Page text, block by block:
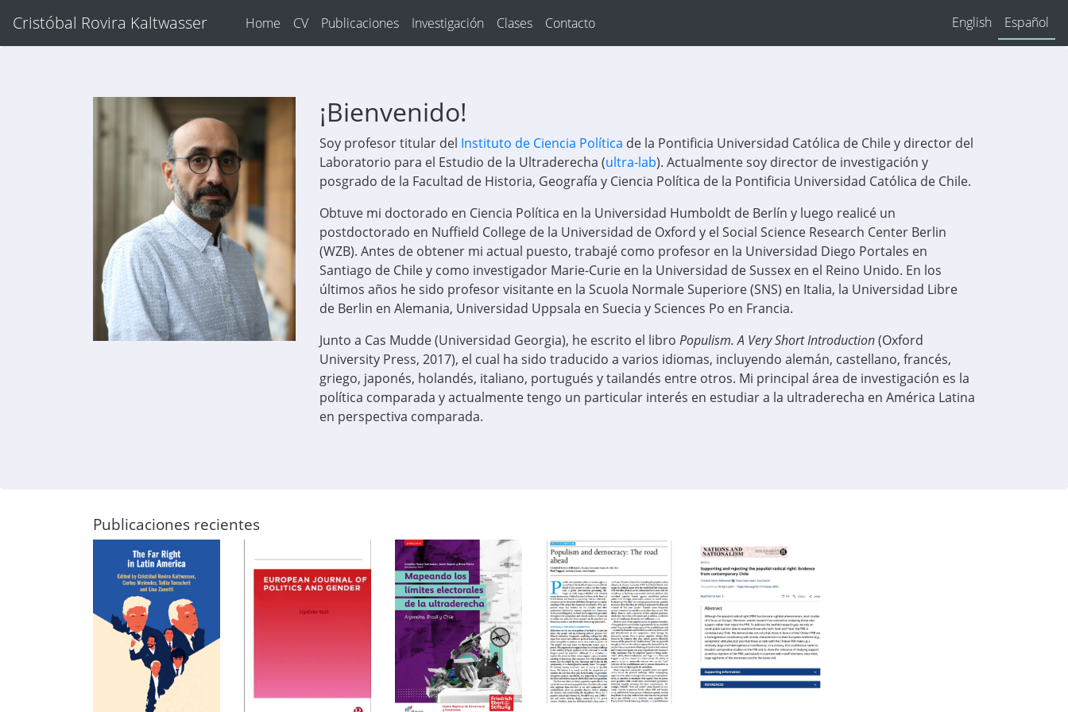
Cristóbal Rovira Kaltwasser Home CV Publicaciones Investigación Clases Contacto English Español
¡Bienvenido!
Soy profesor titular del Instituto de Ciencia Política de la Pontificia Universidad Católica de Chile y director del
Laboratorio para el Estudio de la Ultraderecha (ultra-lab). Actualmente soy director de investigación y
posgrado de la Facultad de Historia, Geografía y Ciencia Política de la Pontificia Universidad Católica de Chile.
Obtuve mi doctorado en Ciencia Política en la Universidad Humboldt de Berlín y luego realicé un
postdoctorado en Nuffield College de la Universidad de Oxford y el Social Science Research Center Berlin
(WZB). Antes de obtener mi actual puesto, trabajé como profesor en la Universidad Diego Portales en
Santiago de Chile y como investigador Marie-Curie en la Universidad de Sussex en el Reino Unido. En los
últimos años he sido profesor visitante en la Scuola Normale Superiore (SNS) en Italia, la Universidad Libre
de Berlin en Alemania, Universidad Uppsala en Suecia y Sciences Po en Francia.
Junto a Cas Mudde (Universidad Georgia), he escrito el libro Populism. A Very Short Introduction(Oxford
University Press, 2017), el cual ha sido traducido a varios idiomas, incluyendo alemán, castellano, francés,
griego, japonés, holandés, italiano, portugués y tailandés entre otros. Mi principal área de investigación es la
política comparada y actualmente tengo un particular interés en estudiar a la ultraderecha en América Latina
en perspectiva comparada.
Publicaciones recientes